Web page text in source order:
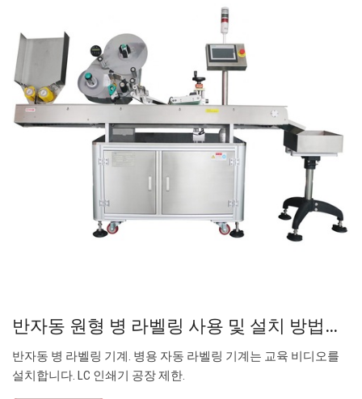
반자동 원형 병 라벨링 사용 및 설치 방법…
반자동 병 라벨링 기계. 병용 자동 라벨링 기계는 교육 비디오를
설치합니다. LC 인쇄기 공장 제한.